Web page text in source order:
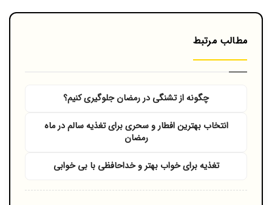
مطالب مرتبط
چگونه از تشنگی در رمضان جلوگیری کنیم؟
انتخاب بهترین افطار و سحری برای تغذیه سالم در ماه
رمضان
تغذیه برای خواب بهتر و خداحافظی با بی‌ خوابی